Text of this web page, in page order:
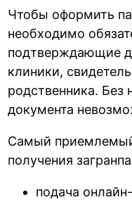
Чтобы оформить
необходимо
подтверждающие
клиники,
родственника. Без
документа
Самый
получения
подача